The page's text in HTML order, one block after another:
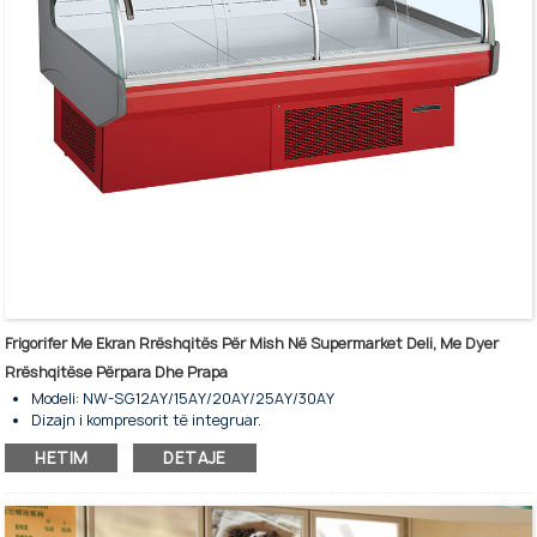
Frigorifer Me Ekran Rrëshqitës Për Mish Në Supermarket Deli, Me Dyer
Rrëshqitëse Përpara Dhe Prapa
Modeli: NW-SG12AY/15AY/20AY/25AY/30AY
Dizajn i kompresorit të integruar.
Lloj shkrirjeje plotësisht automatike për kursim energjie.
Pllakë çeliku e jashtme me sipërfaqe të galvanizuar.
kuqe.
Për mish të frigoriferuar dhe të ekspozuar.
HETIM DETAJE